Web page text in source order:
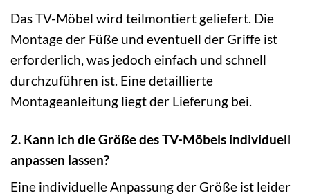
Das TV-Möbel wird teilmontiert geliefert. Die
Montage der Füße und eventuell der Griffe ist
erforderlich, was jedoch einfach und schnell
durchzuführen ist. Eine detaillierte
Montageanleitung liegt der Lieferung bei.
2. Kann ich die Größe des TV-Möbels individuell
anpassen lassen?
Eine individuelle Anpassung der Größe ist leider